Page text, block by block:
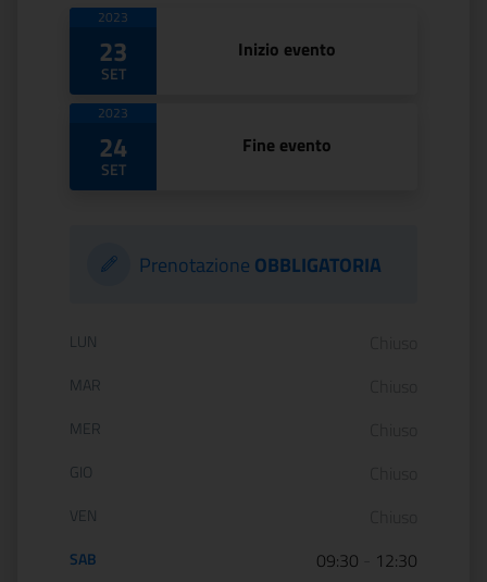
Date di apertura
2023
23
SET
Inizio evento
2023
24
SET
Fine evento
Prenotazione OBBLIGATORIA
Orario di apertura:
LUN
MAR
MER
GIO
VEN
SAB 09:30 12:30